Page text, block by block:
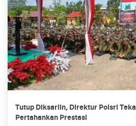
Tutup Diksarlin, Direktur Polsri
Pertahankan Prestasi